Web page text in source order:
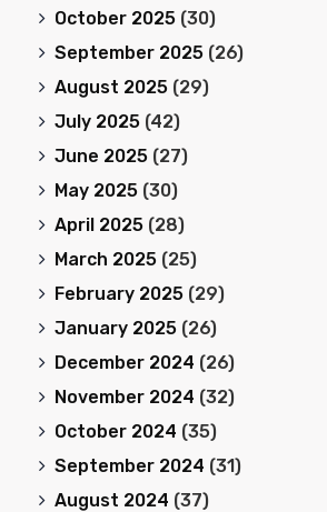
October 2025 (30)
September 2025 (26)
August 2025 (29)
July 2025 (42)
June 2025 (27)
May 2025 (30)
April 2025 (28)
March 2025 (25)
February 2025 (29)
January 2025 (26)
December 2024 (26)
November 2024 (32)
October 2024 (35)
September 2024 (31)
August 2024 (37)